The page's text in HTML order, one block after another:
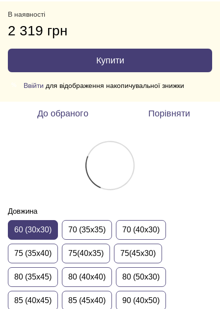
В наявності
2 319 грн
Купити
Ввійти для відображення накопичувальної знижки
До обраного Порівняти
Довжина
60 (30x30) 70 (35x35) 70 (40x30)
75 (35x40) 75(40х35) 75(45х30)
80 (35x45) 80 (40x40) 80 (50x30)
85 (40x45) 85 (45x40) 90 (40x50)